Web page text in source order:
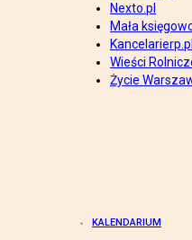
Nexto.pl
Mała
Kancelarierp.pl
Wieści
Życie
KALENDARIUM